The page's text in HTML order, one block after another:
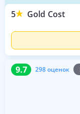
5 Gold Cost
9.7 298 оценок
9.7 298 оценок